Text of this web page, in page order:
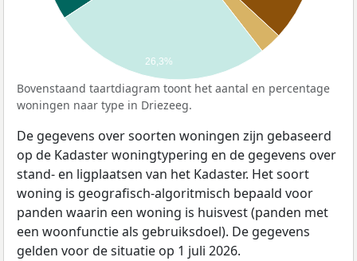
26,3%
Bovenstaand taartdiagram toont het aantal en percentage
woningen naar type in Driezeeg.
De gegevens over soorten woningen zijn gebaseerd
op de Kadaster woningtypering en de gegevens over
stand- en ligplaatsen van het Kadaster. Het soort
woning is geografisch-algoritmisch bepaald voor
panden waarin een woning is huisvest (panden met
een woonfunctie als gebruiksdoel). De gegevens
gelden voor de situatie op 1 juli 2026.